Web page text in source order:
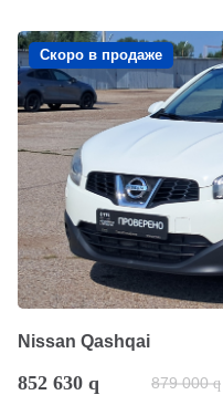
Скоро в продаже
Nissan Qashqai
852 630 q 879 000 q